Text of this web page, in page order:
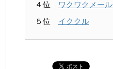
４位 ワクワクメール
５位 イククル